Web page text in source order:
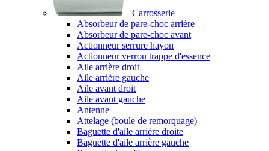
Carrosserie
Absorbeur de pare-choc arrière
Absorbeur de pare-choc avant
Actionneur serrure hayon
Actionneur verrou trappe d'essence
Aile arrière droit
Aile arrière gauche
Aile avant droit
Aile avant gauche
Antenne
Attelage (boule de remorquage)
Baguette d'aile arrière droite
Baguette d'aile arrière gauche